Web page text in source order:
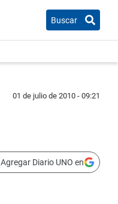
Buscar
01 de julio de 2010 - 09:21
Agregar Diario UNO en